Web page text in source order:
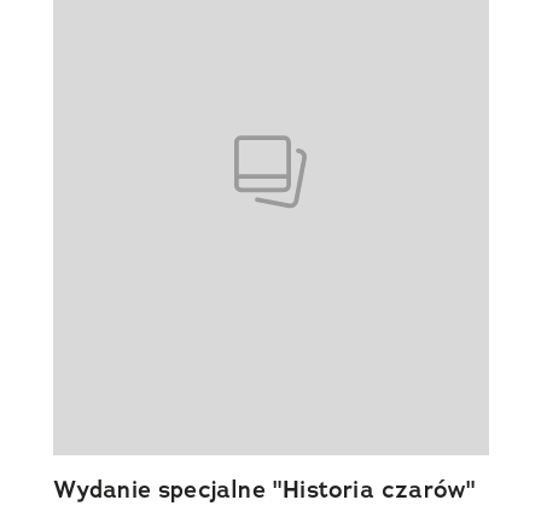
Wydanie specjalne "Historia czarów"